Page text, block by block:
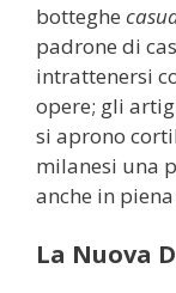
botteghe
padrone di
intrattenersi
opere; gli
si aprono
milanesi una
anche in
La Nuova